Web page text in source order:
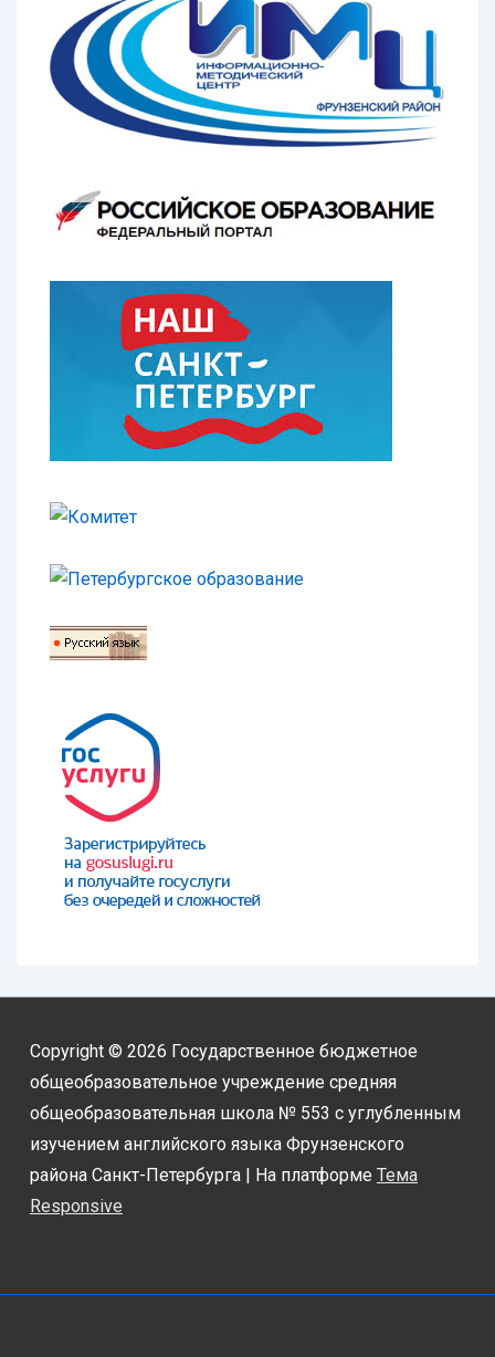
Copyright © 2026 Государственное бюджетное
общеобразовательное учреждение средняя
общеобразовательная школа № 553 с углубленным
изучением английского языка Фрунзенского
района Санкт-Петербурга | На платформе Тема
Responsive